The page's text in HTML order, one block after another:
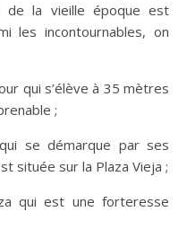
de la vieille époque est
les incontournables, on
qui s’élève à 35 mètres
;
se démarque par ses
située sur la Plaza Vieja ;
qui est une forteresse